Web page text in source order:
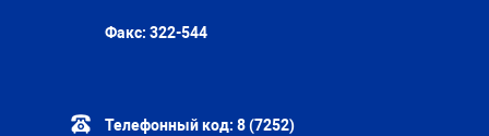
Факс: 322-544
Телефонный код: 8 (7252)